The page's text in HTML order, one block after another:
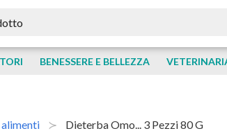
BENESSERE E BELLEZZA
alimenti Dieterba Omo... 3 Pezzi 80 G